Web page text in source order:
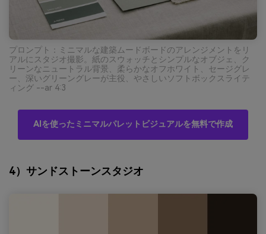
プロンプト：ミニマルな建築ムードボードのアレンジメントをリ
アルにスタジオ撮影。紙のスウォッチとシンプルなオブジェ、ク
リーンなニュートラル背景、柔らかなオフホワイト、セージグレ
ー、深いグリーングレーが主役、やさしいソフトボックスライテ
ィング --ar 4:3
AIを使ったミニマルパレットビジュアルを無料で作成
4）サンドストーンスタジオ